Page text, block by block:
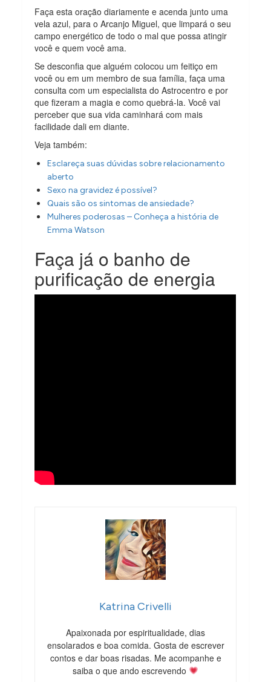
Faça esta oração diariamente e acenda junto uma
vela azul, para o Arcanjo Miguel, que limpará o seu
campo energético de todo o mal que possa atingir
você e quem você ama.
Se desconfia que alguém colocou um feitiço em
você ou em um membro de sua família, faça uma
consulta com um especialista do Astrocentro e por
que fizeram a magia e como quebrá-la. Você vai
perceber que sua vida caminhará com mais
facilidade dali em diante.
Veja também:
Esclareça suas dúvidas sobre relacionamento
aberto
Sexo na gravidez é possível?
Quais são os sintomas de ansiedade?
Mulheres poderosas – Conheça a história de
Emma Watson
Faça já o banho de
purificação de energia
Katrina Crivelli
Apaixonada por espiritualidade, dias
ensolarados e boa comida. Gosta de escrever
contos e dar boas risadas. Me acompanhe e
saiba o que ando escrevendo